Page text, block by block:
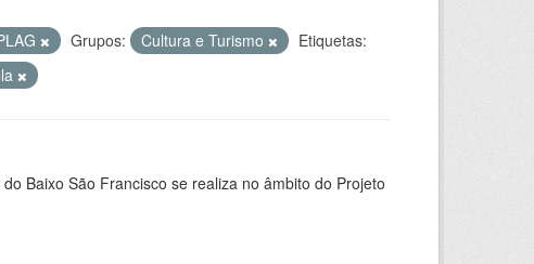
Grupos: Cultura e Turismo
Etiquetas:
Baixo São Francisco se realiza no âmbito do Projeto